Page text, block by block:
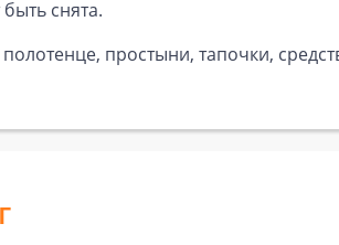
снята.
простыни, тапочки,